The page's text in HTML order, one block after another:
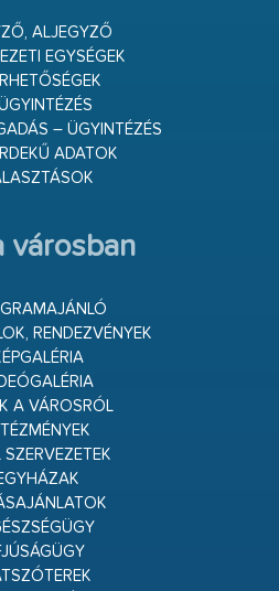
ALJEGYZŐ
EGYSÉGEK
– ÜGYINTÉZÉS
ADATOK
városban
RENDEZVÉNYEK
A VÁROSRÓL
SZERVEZETEK